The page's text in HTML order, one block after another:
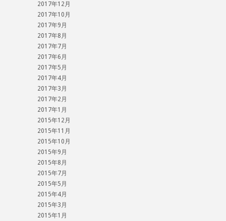
2017年12月
2017年10月
2017年9月
2017年8月
2017年7月
2017年6月
2017年5月
2017年4月
2017年3月
2017年2月
2017年1月
2015年12月
2015年11月
2015年10月
2015年9月
2015年8月
2015年7月
2015年5月
2015年4月
2015年3月
2015年1月